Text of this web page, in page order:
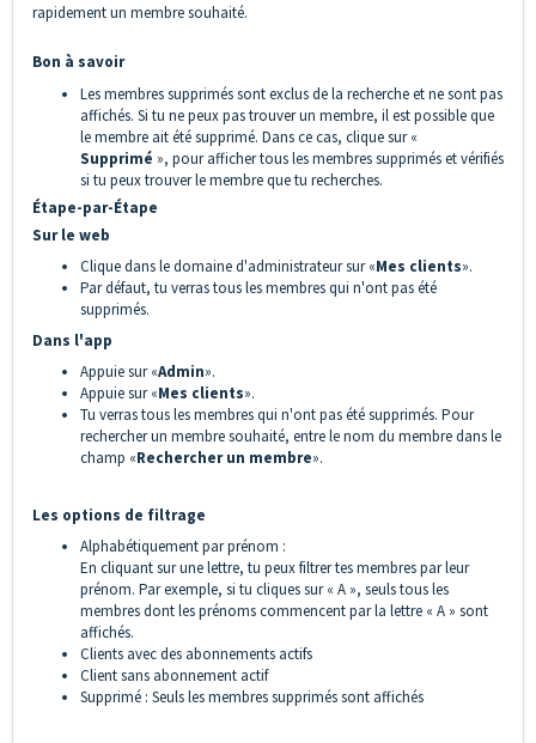
rapidement un membre souhaité.
Bon à savoir
Les membres supprimés sont exclus de la recherche et ne sont pas
affichés. Si tu ne peux pas trouver un membre, il est possible que
le membre ait été supprimé. Dans ce cas, clique sur «
Supprimé », pour afficher tous les membres supprimés et vérifiés
si tu peux trouver le membre que tu recherches.
Étape-par-Étape
Sur le web
Clique dans le domaine d'administrateur sur «Mes clients».
Par défaut, tu verras tous les membres qui n'ont pas été
supprimés.
Dans l'app
Appuie sur «Admin».
Appuie sur «Mes clients».
Tu verras tous les membres qui n'ont pas été supprimés. Pour
rechercher un membre souhaité, entre le nom du membre dans le
champ «Rechercher un membre».
Les options de filtrage
Alphabétiquement par prénom :
En cliquant sur une lettre, tu peux filtrer tes membres par leur
prénom. Par exemple, si tu cliques sur « A », seuls tous les
membres dont les prénoms commencent par la lettre « A » sont
affichés.
Clients avec des abonnements actifs
Client sans abonnement actif
Supprimé : Seuls les membres supprimés sont affichés